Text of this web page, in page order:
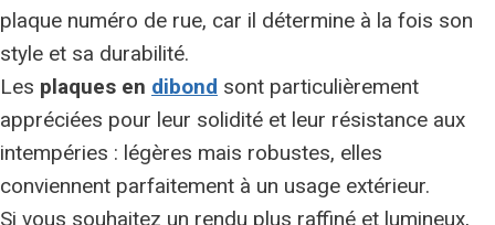
plaque numéro de rue, car il détermine à la fois son
style et sa durabilité.
Les plaques en dibond sont particulièrement
appréciées pour leur solidité et leur résistance aux
intempéries : légères mais robustes, elles
conviennent parfaitement à un usage extérieur.
Si vous souhaitez un rendu plus raffiné et lumineux,